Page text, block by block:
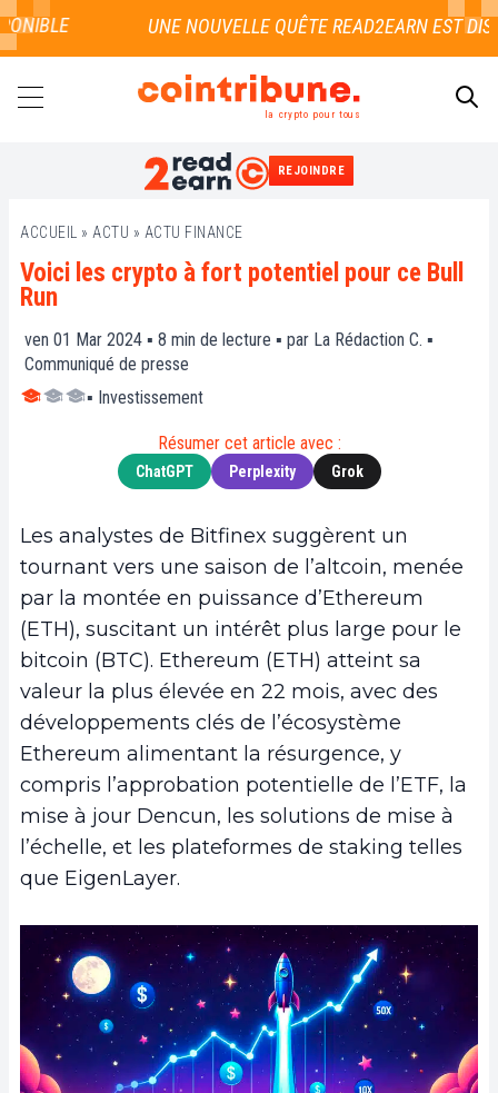
la crypto pour tous
REJOINDRE
ACCUEIL » ACTU » ACTU FINANCE
Voici les crypto à fort potentiel pour ce Bull
Run
ven 01 Mar 2024 ▪ 8 min de lecture ▪ par La Rédaction C. ▪
Communiqué de presse
▪ Investissement
Résumer cet article avec :
ChatGPT Perplexity Grok
Les analystes de Bitfinex suggèrent un
tournant vers une saison de l’altcoin, menée
par la montée en puissance d’Ethereum
(ETH), suscitant un intérêt plus large pour le
bitcoin (BTC). Ethereum (ETH) atteint sa
valeur la plus élevée en 22 mois, avec des
développements clés de l’écosystème
Ethereum alimentant la résurgence, y
compris l’approbation potentielle de l’ETF, la
mise à jour Dencun, les solutions de mise à
l’échelle, et les plateformes de staking telles
que EigenLayer.